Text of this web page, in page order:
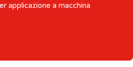
applicazione a macchina